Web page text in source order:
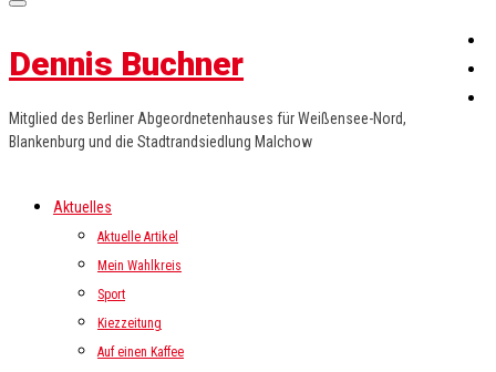
Dennis Buchner
Mitglied des Berliner Abgeordnetenhauses für Weißensee-Nord,
Blankenburg und die Stadtrandsiedlung Malchow
Aktuelles
Aktuelle Artikel
Mein Wahlkreis
Sport
Kiezzeitung
Auf einen Kaffee